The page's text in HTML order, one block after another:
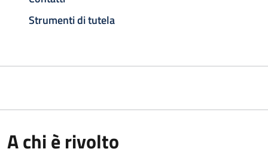
Strumenti di tutela
A chi è rivolto